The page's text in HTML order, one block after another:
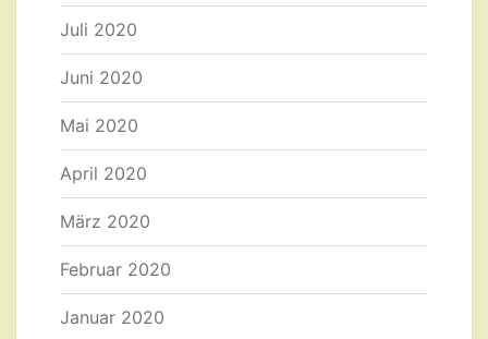
Juli 2020
Juni 2020
Mai 2020
April 2020
März 2020
Februar 2020
Januar 2020